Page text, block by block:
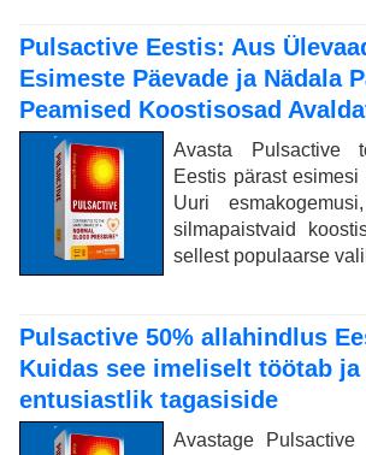
Pulsactive Eestis: Aus
Esimeste Päevade ja Nädala
Peamised Koostisosad
Avasta Pulsactive
Eestis pärast
Uuri
silmapaistvaid
sellest populaarse
Pulsactive 50% allahindlus
Kuidas see imeliselt töötab
entusiastlik tagasiside
Avastage